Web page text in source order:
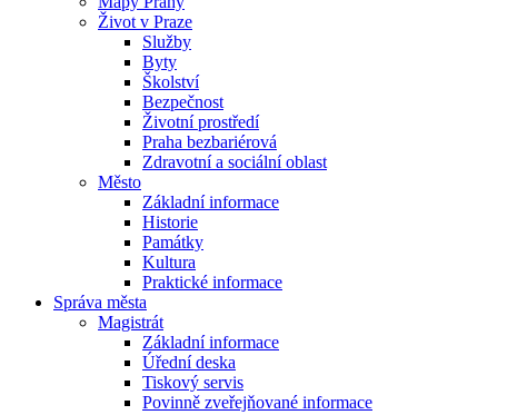
Život v Praze
Služby
Byty
Školství
Bezpečnost
Životní prostředí
Praha bezbariérová
Zdravotní a sociální oblast
Město
Základní informace
Historie
Památky
Kultura
Praktické informace
Správa města
Magistrát
Základní informace
Úřední deska
Tiskový servis
Povinně zveřejňované informace